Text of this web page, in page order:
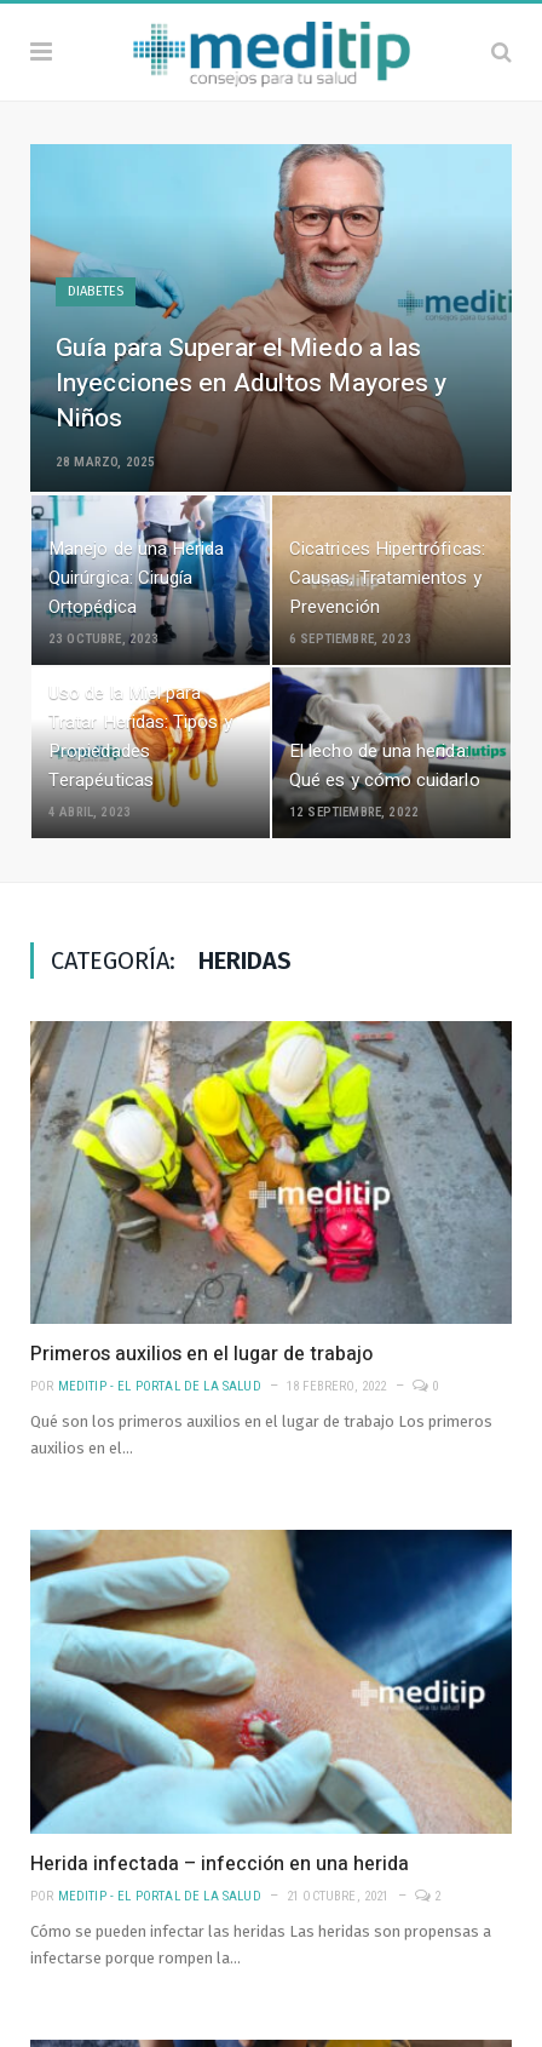
DIABETES
Guía para Superar el Miedo a las
Inyecciones en Adultos Mayores y
Niños
28 MARZO, 2025
Manejo de una Herida
Quirúrgica: Cirugía
Ortopédica
23 OCTUBRE, 2023
Cicatrices Hipertróficas:
Causas, Tratamientos y
Prevención
6 SEPTIEMBRE, 2023
Uso de la Miel para
Tratar Heridas: Tipos y
Propiedades
Terapéuticas
4 ABRIL, 2023
El lecho de una herida:
Qué es y cómo cuidarlo
12 SEPTIEMBRE, 2022
CATEGORÍA: HERIDAS
Primeros auxilios en el lugar de trabajo
POR MEDITIP - EL PORTAL DE LA SALUD 18 FEBRERO, 2022 0
Qué son los primeros auxilios en el lugar de trabajo Los primeros
auxilios en el…
Herida infectada – infección en una herida
POR MEDITIP - EL PORTAL DE LA SALUD 21 OCTUBRE, 2021 2
Cómo se pueden infectar las heridas Las heridas son propensas a
infectarse porque rompen la…